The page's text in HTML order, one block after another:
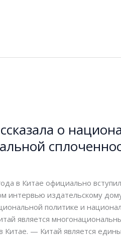
о
в Китае официально
интервью издательскому
политике и
является
— Китай является